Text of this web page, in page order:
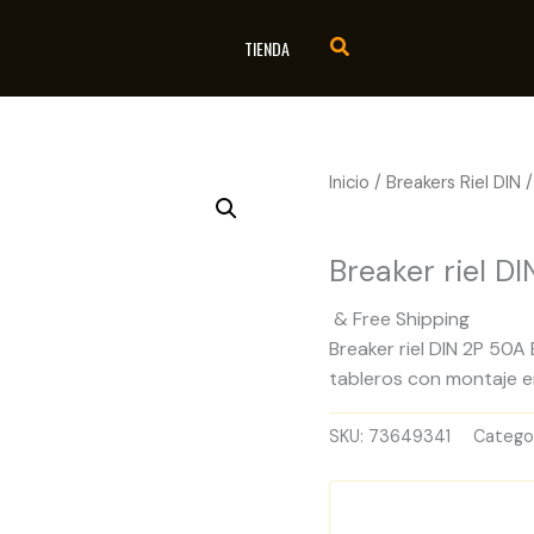
TIENDA
Inicio /Breakers Riel DIN
Breaker riel
& Free Shipping
Breaker riel DIN 2P
tableros con montaje
SKU: 73649341